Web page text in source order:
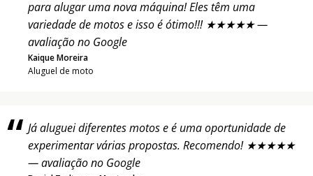
para alugar uma nova máquina! Eles têm uma
variedade de motos e isso é ótimo!!! ★★★★★ —
avaliação no Google
Kaique Moreira
Aluguel de moto
Já aluguei diferentes motos e é uma oportunidade de
experimentar várias propostas. Recomendo! ★★★★★
— avaliação no Google